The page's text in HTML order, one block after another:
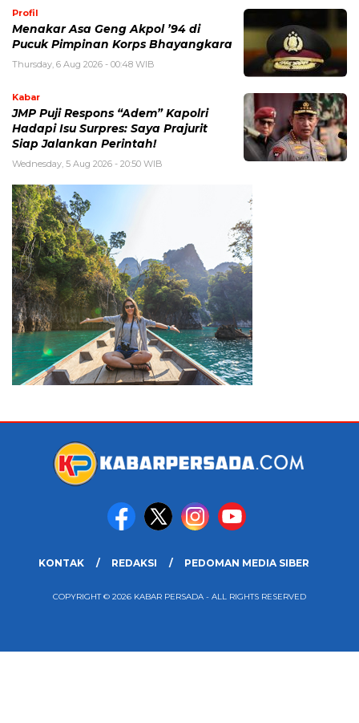
Profil
Menakar Asa Geng Akpol ’94 di
Pucuk Pimpinan Korps Bhayangkara
Thursday, 6 Aug 2026 - 00:48 WIB
Kabar
JMP Puji Respons “Adem” Kapolri
Hadapi Isu Surpres: Saya Prajurit
Siap Jalankan Perintah!
Wednesday, 5 Aug 2026 - 20:50 WIB
KONTAK REDAKSI PEDOMAN MEDIA SIBER
COPYRIGHT © 2026 KABAR PERSADA - ALL RIGHTS RESERVED